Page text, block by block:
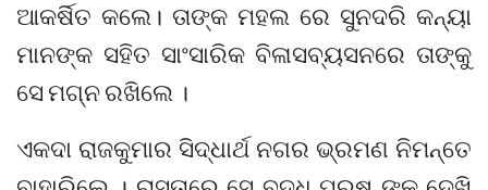
ଆକର୍ଷିତ କଲେ। ତାଙ୍କ ମହଲ ରେ ସୁନଦରି କନ୍ୟା
ମାନଙ୍କ ସହିତ ସାଂସାରିକ ବିଳାସବ୍ୟସନରେ ତାଙ୍କୁ
ସେ ମଗ୍ନ ରଖିଲେ ।
ଏକଦା ରାଜକୁମାର ସିଦ୍ଧାର୍ଥ ନଗର ଭ୍ରମଣ ନିମନ୍ତେ